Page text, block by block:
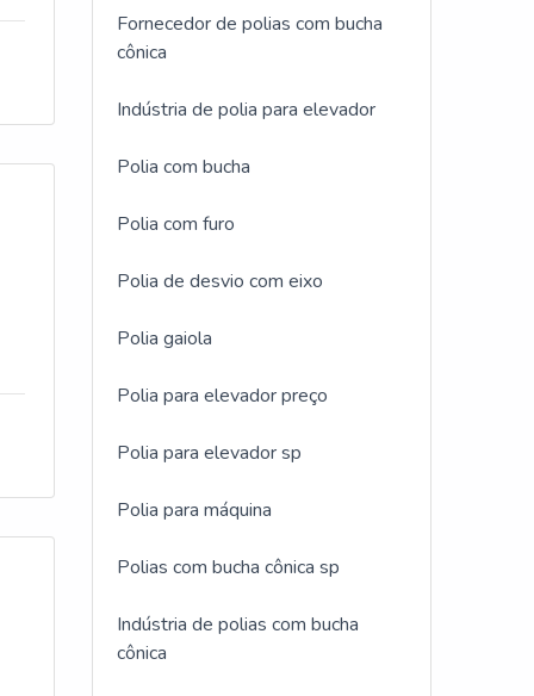
é
de
Fornecedor de polias com bucha
cônica
Indústria de polia para elevador
Polia com bucha
Polia com furo
Polia de desvio com eixo
Polia gaiola
Polia para elevador preço
Polia para elevador sp
Polia para máquina
Polias com bucha cônica sp
Indústria de polias com bucha
cônica